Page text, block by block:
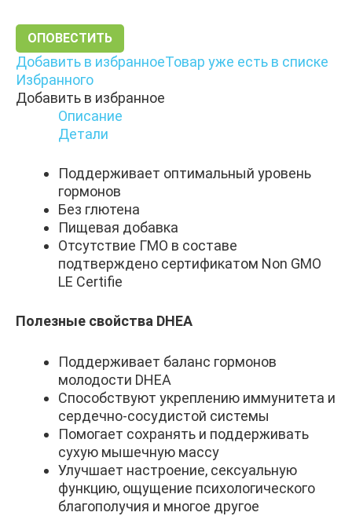
ОПОВЕСТИТЬ
Добавить в избранноеТовар уже есть в списке
Избранного
Добавить в избранное
Описание
Детали
Поддерживает оптимальный уровень
гормонов
Без глютена
Пищевая добавка
Отсутствие ГМО в составе
подтверждено сертификатом Non GMO
LE Certifie
Полезные свойства DHEA
Поддерживает баланс гормонов
молодости DHEA
Способствуют укреплению иммунитета и
сердечно-сосудистой системы
Помогает сохранять и поддерживать
сухую мышечную массу
Улучшает настроение, сексуальную
функцию, ощущение психологического
благополучия и многое другое